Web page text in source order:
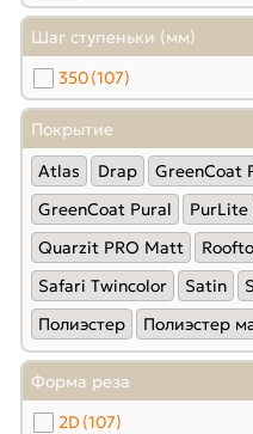
Шаг ступеньки (мм)
350(107)
Покрытие
Atlas
Drap
GreenCoat
GreenСoat Pural
Quarzit PRO Matt
Safari Twincolor
Satin
Полиэстер
Полиэстер
Форма реза
2D(107)